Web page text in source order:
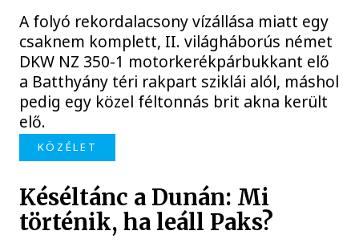
A folyó rekordalacsony vízállása miatt egy
csaknem komplett, II. világháborús német
DKW NZ 350-1 motorkerékpárbukkant elő
a Batthyány téri rakpart sziklái alól, máshol
pedig egy közel féltonnás brit akna került
elő.
KÖZÉLET
Késéltánc a Dunán: Mi
történik, ha leáll Paks?